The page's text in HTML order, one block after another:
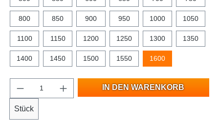
800 850 900 950 1000 1050
1100 1150 1200 1250 1300 1350
1400 1450 1500 1550 1600
Stück
IN DEN WARENKORB